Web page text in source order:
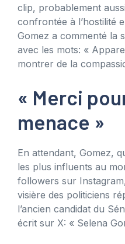
clip, probablement
confrontée à l’hostilité
Gomez a commenté la
avec les mots: «
montrer de la
« Merci
menace »
En attendant, Gomez,
les plus influents au
followers sur
visière des politiciens
l’ancien candidat du
écrit sur X: « Selena